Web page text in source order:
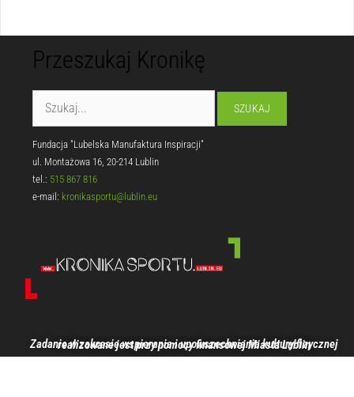
Przeszukaj Kronikę
Fundacja "Lubelska Manufaktura Inspiracji"
ul. Montażowa 16, 20-214 Lublin
tel.: 515 867 816
e-mail: kronikasportu@lublin.eu
Zadanie w zakresie wspierania i upowszechniania kultury fizycznej realizowane jest przy pomocy finansowej Miasta Lublin